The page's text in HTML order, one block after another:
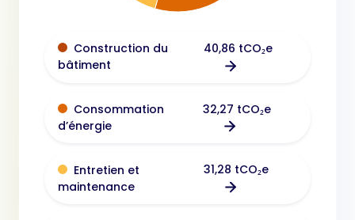
Construction du
bâtiment
40,86 tCO₂e
Consommation
d’énergie
32,27 tCO₂e
Entretien et
maintenance
31,28 tCO₂e